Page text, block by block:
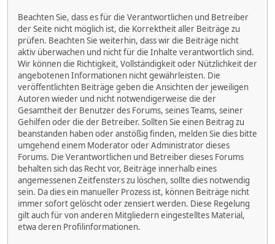
Beachten Sie, dass es für die Verantwortlichen und Betreiber
der Seite nicht möglich ist, die Korrektheit aller Beiträge zu
prüfen. Beachten Sie weiterhin, dass wir die Beiträge nicht
aktiv überwachen und nicht für die Inhalte verantwortlich sind.
Wir können die Richtigkeit, Vollständigkeit oder Nützlichkeit der
angebotenen Informationen nicht gewährleisten. Die
veröffentlichten Beiträge geben die Ansichten der jeweiligen
Autoren wieder und nicht notwendigerweise die der
Gesamtheit der Benutzer des Forums, seines Teams, seiner
Gehilfen oder die der Betreiber. Sollten Sie einen Beitrag zu
beanstanden haben oder anstößig finden, melden Sie dies bitte
umgehend einem Moderator oder Administrator dieses
Forums. Die Verantwortlichen und Betreiber dieses Forums
behalten sich das Recht vor, Beiträge innerhalb eines
angemessenen Zeitfensters zu löschen, sollte dies notwendig
sein. Da dies ein manueller Prozess ist, können Beiträge nicht
immer sofort gelöscht oder zensiert werden. Diese Regelung
gilt auch für von anderen Mitgliedern eingestelltes Material,
etwa deren Profilinformationen.